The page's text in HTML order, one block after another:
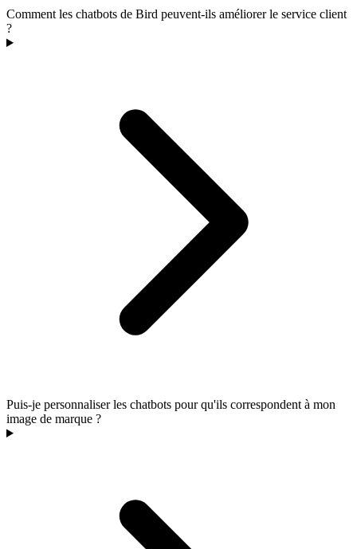
Comment les chatbots de Bird peuvent-ils améliorer le service client
?
Puis-je personnaliser les chatbots pour qu'ils correspondent à mon
image de marque ?